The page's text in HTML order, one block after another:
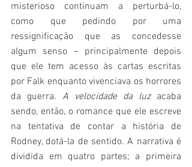
misterioso continuam a perturbá-lo,
como que pedindo por uma
ressignificação que as concedesse
algum senso – principalmente depois
que ele tem acesso às cartas escritas
por Falk enquanto vivenciava os horrores
da guerra. A velocidade da luz acaba
sendo, então, o romance que ele escreve
na tentativa de contar a história de
Rodney, dotá-la de sentido. A narrativa é
dividida em quatro partes; a primeira